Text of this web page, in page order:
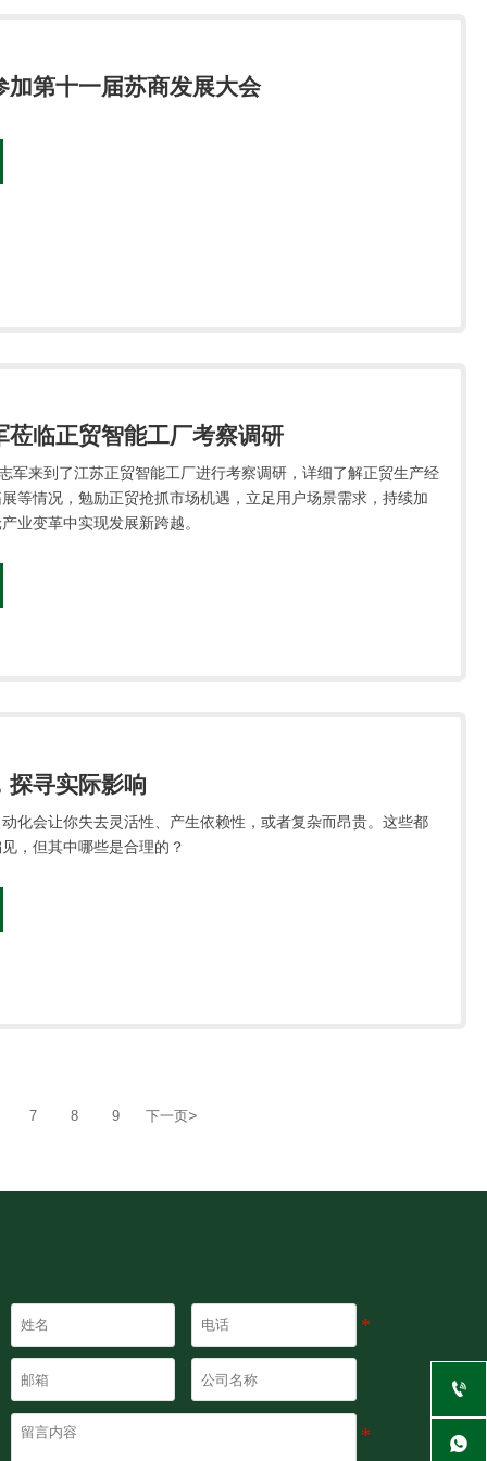
加第十一届苏商发展大会
莅临正贸智能工厂考察调研
军来到了江苏正贸智能工厂进行考察调研，详细了解正贸生产经
等情况，勉励正贸抢抓市场机遇，立足用户场景需求，持续加
业变革中实现发展新跨越。
探寻实际影响
化会让你失去灵活性、产生依赖性，或者复杂而昂贵。这些都
，但其中哪些是合理的？
7 8 9 下一页>

